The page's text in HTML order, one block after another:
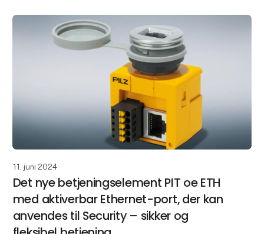
11. juni 2024
Det nye betjeningselement PIT oe ETH
med aktiverbar Ethernet-port, der kan
anvendes til Security – sikker og